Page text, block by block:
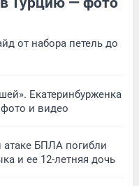
от набора петель до
Екатеринбурженка
и видео
БПЛА погибли
и ее 12-летняя дочь